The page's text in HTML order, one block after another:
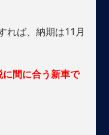
れば、納期は11月
間に合う新車で